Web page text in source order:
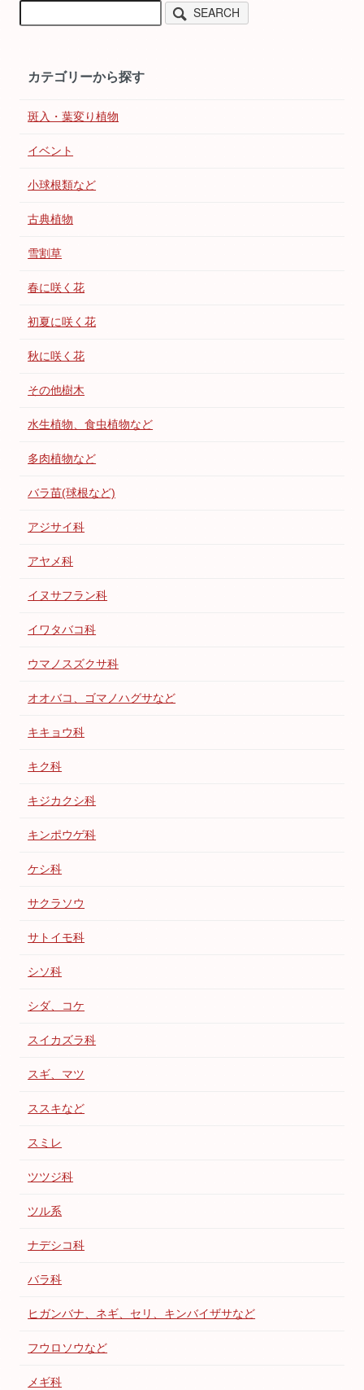
SEARCH
カテゴリーから探す
斑入・葉変り植物
イベント
小球根類など
古典植物
雪割草
春に咲く花
初夏に咲く花
秋に咲く花
その他樹木
水生植物、食虫植物など
多肉植物など
バラ苗(球根など)
アジサイ科
アヤメ科
イヌサフラン科
イワタバコ科
ウマノスズクサ科
オオバコ、ゴマノハグサなど
キキョウ科
キク科
キジカクシ科
キンポウゲ科
ケシ科
サクラソウ
サトイモ科
シソ科
シダ、コケ
スイカズラ科
スギ、マツ
ススキなど
スミレ
ツツジ科
ツル系
ナデシコ科
バラ科
ヒガンバナ、ネギ、セリ、キンバイザサなど
フウロソウなど
メギ科